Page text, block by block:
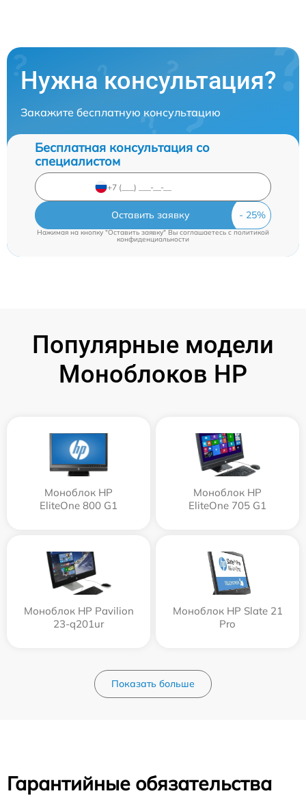
Нужна консультация?
Закажите бесплатную консультацию
Бесплатная консультация со
специалистом
Оставить заявку
Нажимая на кнопку "Оставить заявку" Вы соглашаетесь c политикой
конфиденциальности
Популярные модели
Моноблоков HP
Моноблок HP
EliteOne 800 G1
Моноблок HP
EliteOne 705 G1
Моноблок HP Pavilion
23-q201ur
Моноблок HP Slate 21
Pro
Показать больше
Гарантийные обязательства